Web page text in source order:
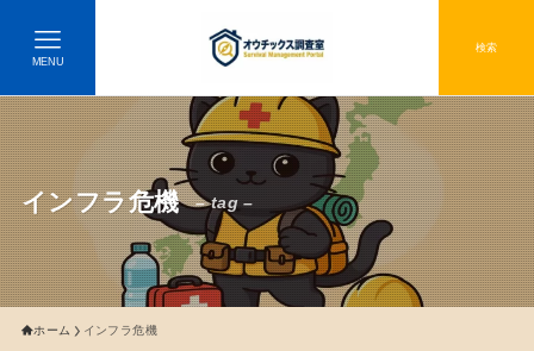
検索
MENU
インフラ危機 – tag –
ホーム インフラ危機